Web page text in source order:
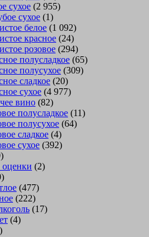
сухое (2 955)
сухое (1)
белое (1 092)
красное (24)
розовое (294)
полусладкое (65)
полусухое (309)
сладкое (20)
сухое (4 977)
вино (82)
полусладкое (11)
полусухое (64)
сладкое (4)
сухое (392)
(2)
(477)
(222)
(17)
(4)